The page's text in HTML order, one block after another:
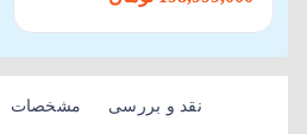
نقد و بررسی مشخصات